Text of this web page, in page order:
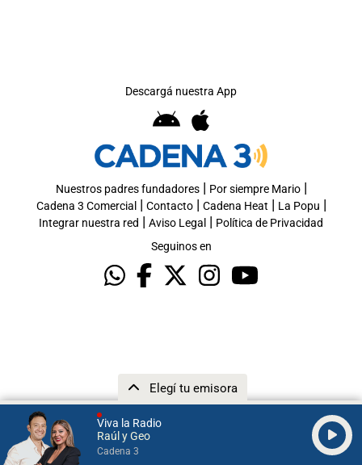
Viva la Radio
Raúl y Geo
Cadena 3
Elegí tu emisora
Descargá nuestra App
Nuestros padres fundadores| Por siempre Mario|
Cadena 3 Comercial | Contacto| Cadena Heat | La Popu |
Integrar nuestra red | Aviso Legal | Política de Privacidad
Seguinos en